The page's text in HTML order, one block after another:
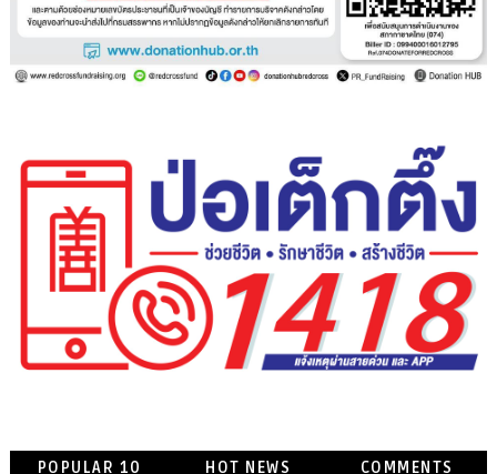
POPULAR 10 HOT NEWS COMMENTS